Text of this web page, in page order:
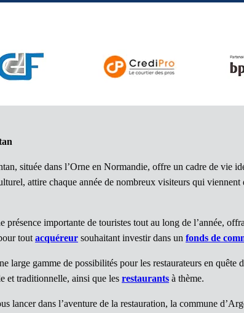
située dans l’Orne en Normandie, offre un cadre de vie
attire chaque année de nombreux visiteurs qui
importante de touristes tout au long de l’année,
tout acquéreur souhaitant investir dans un fonds de
large gamme de possibilités pour les restaurateurs en
et traditionnelle, ainsi que les restaurants à thème.
lancer dans l’aventure de la restauration, la commune